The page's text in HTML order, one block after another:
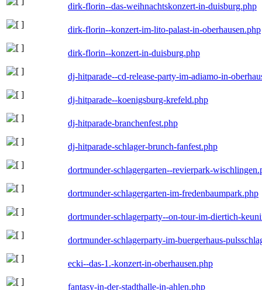
dirk-florin--das-weihnachtskonzert-in-duisburg.php
dirk-florin--konzert-im-lito-palast-in-oberhausen.php
dirk-florin--konzert-in-duisburg.php
dj-hitparade--cd-release-party-im-adiamo-in-
dj-hitparade--koenigsburg-krefeld.php
dj-hitparade-branchenfest.php
dj-hitparade-schlager-brunch-fanfest.php
dortmunder-schlagergarten--revierpark-
dortmunder-schlagergarten-im-fredenbaumpark.php
dortmunder-schlagerparty--on-tour-im-diertich-
dortmunder-schlagerparty-im-buergerhaus-
ecki--das-1.-konzert-in-oberhausen.php
fantasy-in-der-stadthalle-in-ahlen.php